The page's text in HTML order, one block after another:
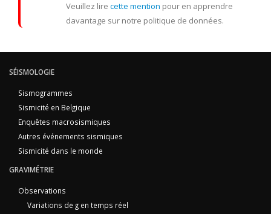
Veuillez lire cette mention pour en apprendre
davantage sur notre politique de données.
SÉISMOLOGIE
Sismogrammes
Sismicité en Belgique
Enquêtes macrosismiques
Autres événements sismiques
Sismicité dans le monde
GRAVIMÉTRIE
Observations
Variations de g en temps réel